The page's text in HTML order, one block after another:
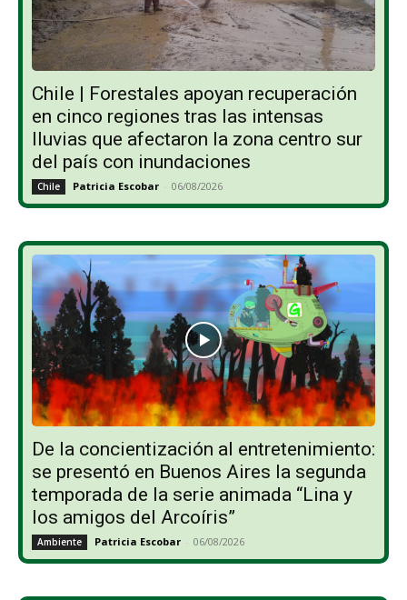
Chile | Forestales apoyan recuperación
en cinco regiones tras las intensas
lluvias que afectaron la zona centro sur
del país con inundaciones
Chile Patricia Escobar - 06/08/2026
De la concientización al entretenimiento:
se presentó en Buenos Aires la segunda
temporada de la serie animada “Lina y
los amigos del Arcoíris”
Ambiente Patricia Escobar - 06/08/2026